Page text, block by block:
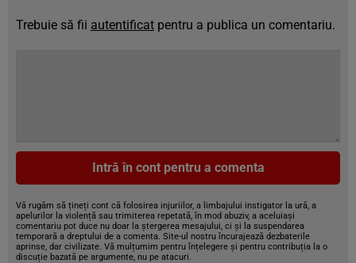
Trebuie să fii autentificat pentru a publica un comentariu.
Intră în cont pentru a comenta
Vă rugăm să țineți cont că folosirea injuriilor, a limbajului instigator la ură, a
apelurilor la violență sau trimiterea repetată, în mod abuziv, a aceluiași
comentariu pot duce nu doar la ștergerea mesajului, ci și la suspendarea
temporară a dreptului de a comenta. Site-ul nostru încurajează dezbaterile
aprinse, dar civilizate. Vă mulțumim pentru înțelegere și pentru contribuția la o
discuție bazată pe argumente, nu pe atacuri.